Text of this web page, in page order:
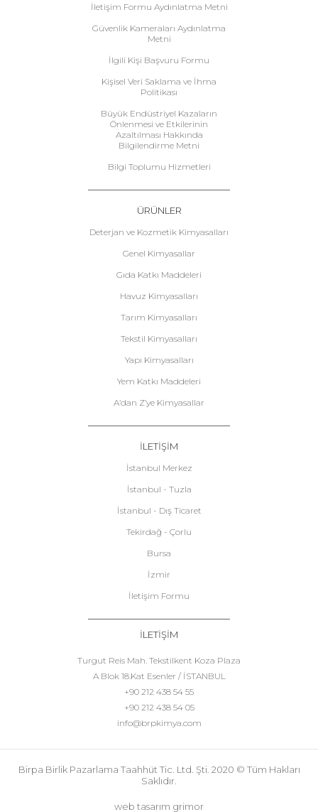
İletişim Formu Aydınlatma Metni
Güvenlik Kameraları Aydınlatma
Metni
İlgili Kişi Başvuru Formu
Kişisel Veri Saklama ve İhma
Politikası
Büyük Endüstriyel Kazaların
Önlenmesi ve Etkilerinin
Azaltılması Hakkında
Bilgilendirme Metni
Bilgi Toplumu Hizmetleri
ÜRÜNLER
Deterjan ve Kozmetik Kimyasalları
Genel Kimyasallar
Gıda Katkı Maddeleri
Havuz Kimyasalları
Tarım Kimyasalları
Tekstil Kimyasalları
Yapı Kimyasalları
Yem Katkı Maddeleri
A’dan Z’ye Kimyasallar
İLETİŞİM
İstanbul Merkez
İstanbul - Tuzla
İstanbul - Dış Ticaret
Tekirdağ - Çorlu
Bursa
İzmir
İletişim Formu
İLETİŞİM
Turgut Reis Mah. Tekstilkent Koza Plaza
A Blok 18.Kat Esenler / İSTANBUL
+90 212 438 54 55
+90 212 438 54 05
info@brpkimya.com
Birpa Birlik Pazarlama Taahhüt Tic. Ltd. Şti. 2020 © Tüm Hakları
Saklıdır.
web tasarım grimor